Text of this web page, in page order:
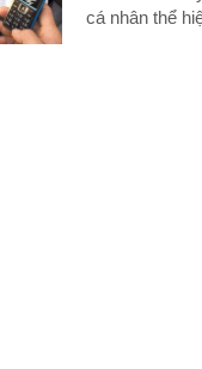
cá nhân thể